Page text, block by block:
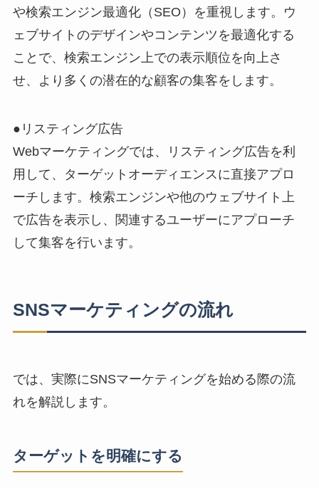
や検索エンジン最適化（SEO）
を重視します。ウ
ェブサイトのデザインやコンテンツを最適化する
ことで、検索エンジン上での表示順位を向上さ
せ、より多くの潜在的な顧客の集客をします。
●リスティング広告
Webマーケティングでは、リスティング広告を利
用して、ターゲットオーディエンスに直接アプロ
ーチします。検索エンジンや他のウェブサイト上
で広告を表示し、関連するユーザーにアプローチ
して集客を行います。
SNSマーケティングの流れ
では、実際にSNSマーケティングを始める際の流
れを解説します。
ターゲットを明確にする